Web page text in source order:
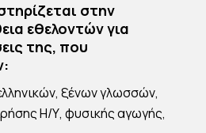
στην
εθελοντών για
της, που
ξένων γλωσσών,
Η/Υ, φυσικής αγωγής,